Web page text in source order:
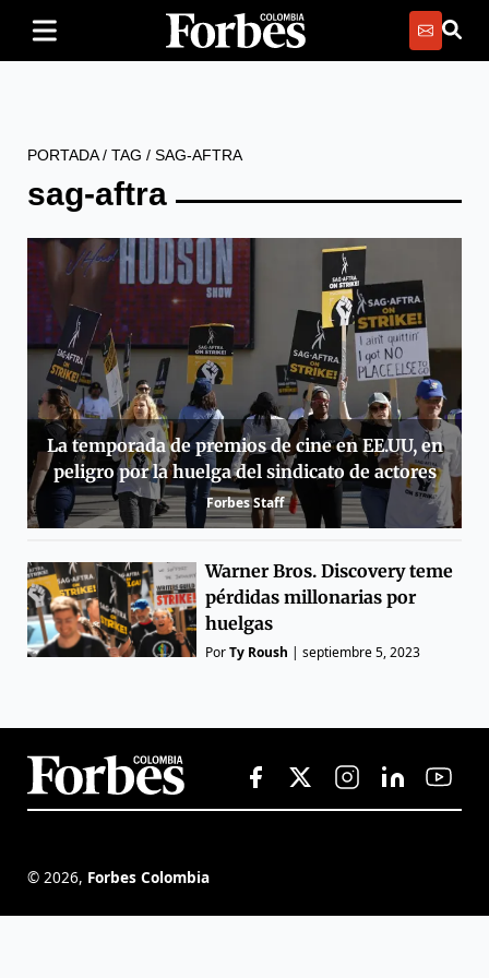
PORTADA/ TAG / SAG-AFTRA
sag-aftra
La temporada de premios de cine en EE.UU, en
peligro por la huelga del sindicato de actores
Forbes Staff
Warner Bros. Discovery teme
pérdidas millonarias por
huelgas
PorTy Roush |septiembre 5, 2023
© 2026, Forbes Colombia